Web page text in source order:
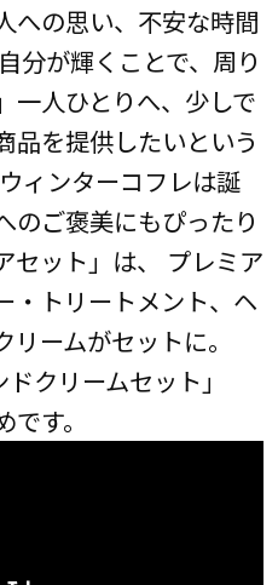
への思い、不安な時間
分が輝くことで、周り
一人ひとりへ、少しで
品を提供したいという
ィンターコフレは誕
のご褒美にもぴったり
セット」は、 プレミア
・トリートメント、ヘ
ームがセットに。
クリームセット」
す。